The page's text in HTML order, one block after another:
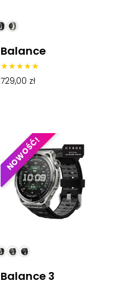
Balance
Oceniono
5.00
729,00 zł
NOWOŚĆ!
Balance 3